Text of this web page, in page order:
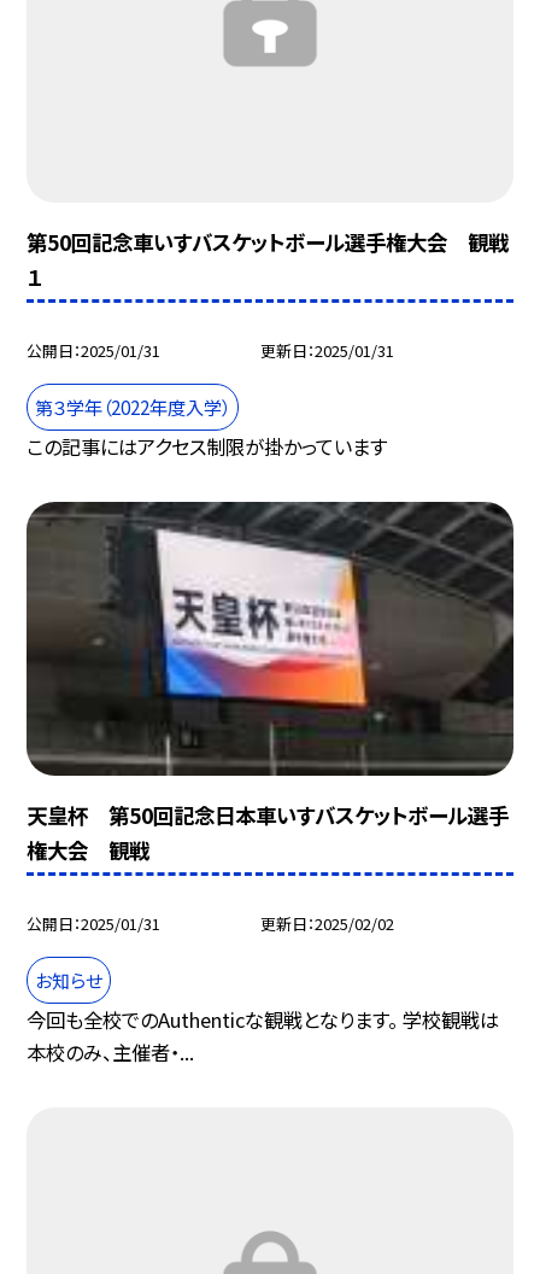
第50回記念車いすバスケットボール選手権大会 観戦
１
公開日 2025/01/31 更新日 2025/01/31
第３学年（2022年度入学）
この記事にはアクセス制限が掛かっています
天皇杯 第50回記念日本車いすバスケットボール選手
権大会 観戦
公開日 2025/01/31 更新日 2025/02/02
お知らせ
今回も全校でのAuthenticな観戦となります。 学校観戦は
本校のみ、主催者・...